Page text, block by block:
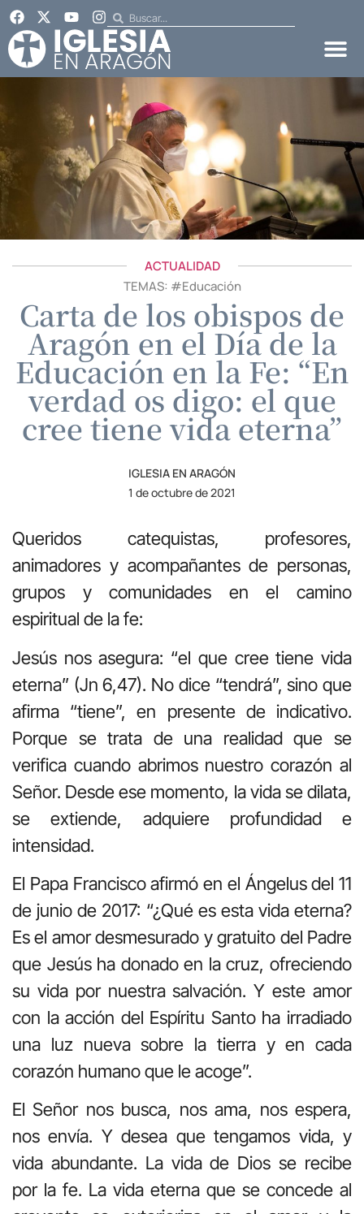
ACTUALIDAD
TEMAS: #Educación
Carta de los obispos de
Aragón en el Día de la
Educación en la Fe: “En
verdad os digo: el que
cree tiene vida eterna”
IGLESIA EN ARAGÓN
1 de octubre de 2021
Queridos catequistas, profesores,
animadores y acompañantes de personas,
grupos y comunidades en el camino
espiritual de la fe:
Jesús nos asegura: “el que cree tiene vida
eterna” (Jn 6,47). No dice “tendrá”, sino que
afirma “tiene”, en presente de indicativo.
Porque se trata de una realidad que se
verifica cuando abrimos nuestro corazón al
Señor. Desde ese momento, la vida se dilata,
se extiende, adquiere profundidad e
intensidad.
El Papa Francisco afirmó en el Ángelus del 11
de junio de 2017: “¿Qué es esta vida eterna?
Es el amor desmesurado y gratuito del Padre
que Jesús ha donado en la cruz, ofreciendo
su vida por nuestra salvación. Y este amor
con la acción del Espíritu Santo ha irradiado
una luz nueva sobre la tierra y en cada
corazón humano que le acoge”.
El Señor nos busca, nos ama, nos espera,
nos envía. Y desea que tengamos vida, y
vida abundante. La vida de Dios se recibe
por la fe. La vida eterna que se concede al